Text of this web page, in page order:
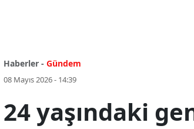
Haberler - Gündem
08 Mayıs 2026 - 14:39
24 yaşındaki